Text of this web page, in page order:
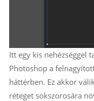
Itt egy kis nehézséggel
Photoshop a
háttérben. Ez akkor
réteget sokszorosára